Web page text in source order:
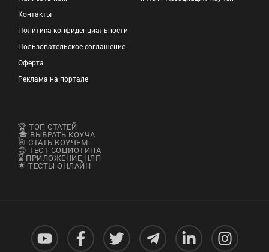
Контакты
Политика конфиденциальности
Пользовательское соглашение
Оферта
Реклама на портале
🏆 ТОП СТАТЕЙ
🎓 ВЫБРАТЬ КОУЧА
🎯 СТАТЬ КОУЧЕМ
😊 ТЕСТ СОЦИОТИПА
⌛ ПРИЛОЖЕНИЕ НЛП
🌟 ТЕСТЫ ОНЛАЙН